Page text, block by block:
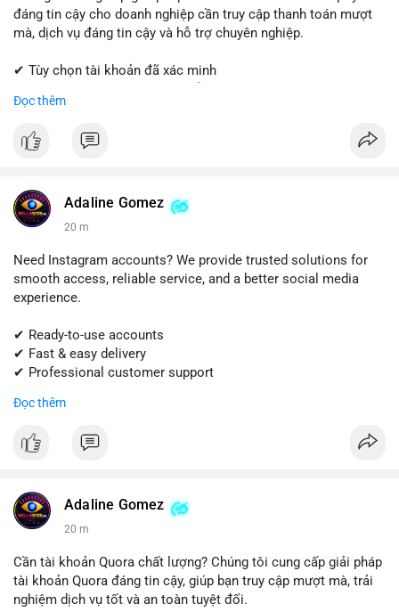
đáng tin cậy cho doanh nghiệp cần truy cập thanh toán mượt
mà, dịch vụ đáng tin cậy và hỗ trợ chuyên nghiệp.
✔ Tùy chọn tài khoản đã xác minh
✔ Hỗ trợ khách hàng đáng tin cậy
Liên hệ ngay:
#shopify #shopifypayment #ecommerce
Đọc thêm
Adaline Gomez
20 m
Need Instagram accounts? We provide trusted solutions for
smooth access, reliable service, and a better social media
experience.
✔ Ready-to-use accounts
✔ Fast & easy delivery
✔ Professional customer support
Get started today! Contact us for more details.
📱 WhatsApp: +1 (681) 549-2683
#instagram #instagramaccount
#digitalsolutions
#sellssmm
Đọc thêm
Adaline Gomez
20 m
Cần tài khoản Quora chất lượng? Chúng tôi cung cấp giải pháp
tài khoản Quora đáng tin cậy, giúp bạn truy cập mượt mà, trải
nghiệm dịch vụ tốt và an toàn tuyệt đối.